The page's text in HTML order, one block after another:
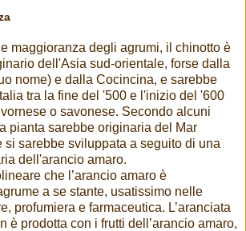
maggioranza degli agrumi, il chinotto è
dell'Asia sud-orientale, forse dalla
nome) e dalla Cocincina, e sarebbe
tra la fine del '500 e l'inizio del '600
o savonese. Secondo alcuni
pianta sarebbe originaria del Mar
si sarebbe sviluppata a seguito di una
dell'arancio amaro.
che l’arancio amaro è
a se stante, usatissimo nelle
profumiera e farmaceutica. L’aranciata
è prodotta con i frutti dell’arancio amaro,